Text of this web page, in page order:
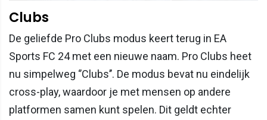
Clubs
De geliefde Pro Clubs modus keert terug in EA
Sports FC 24 met een nieuwe naam. Pro Clubs heet
nu simpelweg ‘’Clubs’’. De modus bevat nu eindelijk
cross-play, waardoor je met mensen op andere
platformen samen kunt spelen. Dit geldt echter